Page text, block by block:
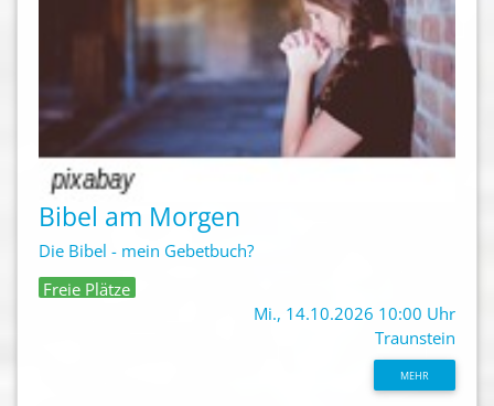
Bibel am Morgen
Die Bibel - mein Gebetbuch?
Freie Plätze
Mi., 14.10.2026 10:00 Uhr
Traunstein
MEHR